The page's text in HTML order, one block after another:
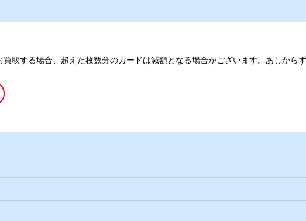
取する場合、超えた枚数分のカードは減額となる場合がございます。あしからず